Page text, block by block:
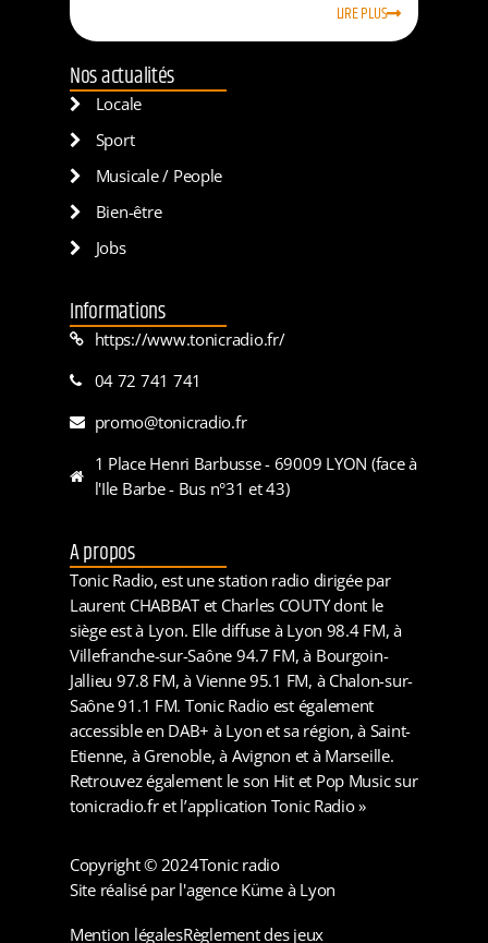
LIRE PLUS
Nos actualités
Locale
Sport
Musicale / People
Bien-être
Jobs
Informations
https://www.tonicradio.fr/
04 72 741 741
promo@tonicradio.fr
1 Place Henri Barbusse - 69009 LYON (face à
l'Ile Barbe - Bus n°31 et 43)
A propos
Tonic Radio, est une station radio dirigée par
Laurent CHABBAT et Charles COUTY dont le
siège est à Lyon. Elle diffuse à Lyon 98.4 FM, à
Villefranche-sur-Saône 94.7 FM, à Bourgoin-
Jallieu 97.8 FM, à Vienne 95.1 FM, à Chalon-sur-
Saône 91.1 FM. Tonic Radio est également
accessible en DAB+ à Lyon et sa région, à Saint-
Etienne, à Grenoble, à Avignon et à Marseille.
Retrouvez également le son Hit et Pop Music sur
tonicradio.fr et l’application Tonic Radio »
Copyright © 2024Tonic radio
Site réalisé par l'agence Küme à Lyon
Mention légalesRèglement des jeux